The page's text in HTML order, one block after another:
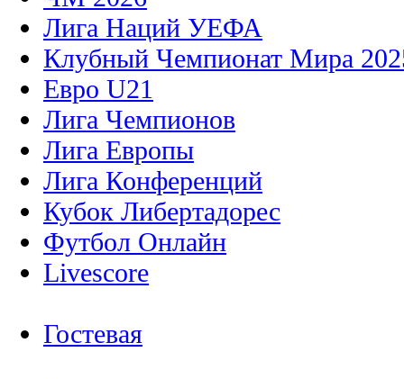
Лига Наций УЕФА
Клубный Чемпионат Мира
Евро U21
Лига Чемпионов
Лига Европы
Лига Конференций
Кубок Либертадорес
Футбол Онлайн
Livescore
Гостевая